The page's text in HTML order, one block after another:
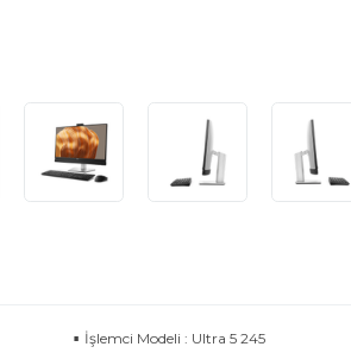
İşlemci Modeli : Ultra 5 245